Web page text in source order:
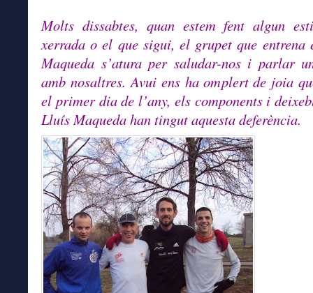
Molts dissabtes, quan estem fent algun
xerrada o el que sigui, el grupet que entrena
Maqueda s’atura per saludar-nos i parlar
amb nosaltres. Avui ens ha omplert de joia
el primer dia de l’any, els components i
Lluís Maqueda han tingut aquesta deferència.